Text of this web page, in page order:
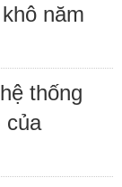
năm
thống
của